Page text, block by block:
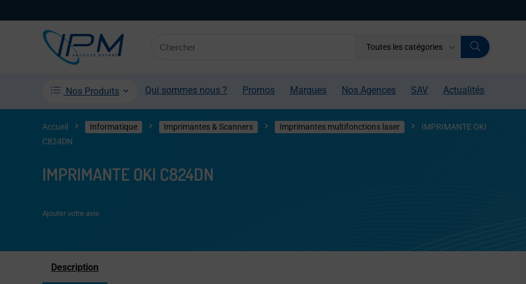
Toutes les catégories
Nos Produits Qui sommes nous ? Promos Marques Nos Agences SAV Actualités
Accueil Informatique Imprimantes & Scanners Imprimantes multifonctions laser
IMPRIMANTE OKI
C824DN
IMPRIMANTE OKI C824DN
Ajouter votre avis
Description